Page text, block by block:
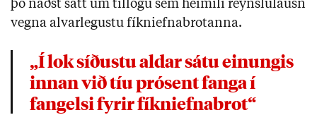
þó náðst sátt um tillögu sem heimili reynslulausn
vegna alvarlegustu fíkniefnabrotanna.
„Í lok síðustu aldar sátu einungis
innan við tíu prósent fanga í
fangelsi fyrir fíkniefnabrot“